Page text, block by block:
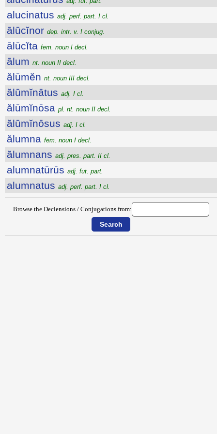
alucinatus adj. perf. part. I cl.
ālūcĭnor dep. intr. v. I conjug.
ālūcĭta fem. noun I decl.
ālum nt. noun II decl.
ălūmĕn nt. noun III decl.
ălūmĭnātus adj. I cl.
ălūmĭnōsa pl. nt. noun II decl.
ălūmĭnōsus adj. I cl.
ălumna fem. noun I decl.
ălumnans adj. pres. part. II cl.
alumnatūrūs adj. fut. part.
alumnatus adj. perf. part. I cl.
Browse the Declensions / Conjugations from: